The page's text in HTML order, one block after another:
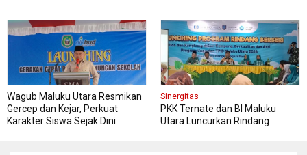
Wagub Maluku Utara Resmikan
Gercep dan Kejar, Perkuat
Karakter Siswa Sejak Dini
Sinergitas
PKK Ternate dan BI Maluku
Utara Luncurkan Rindang